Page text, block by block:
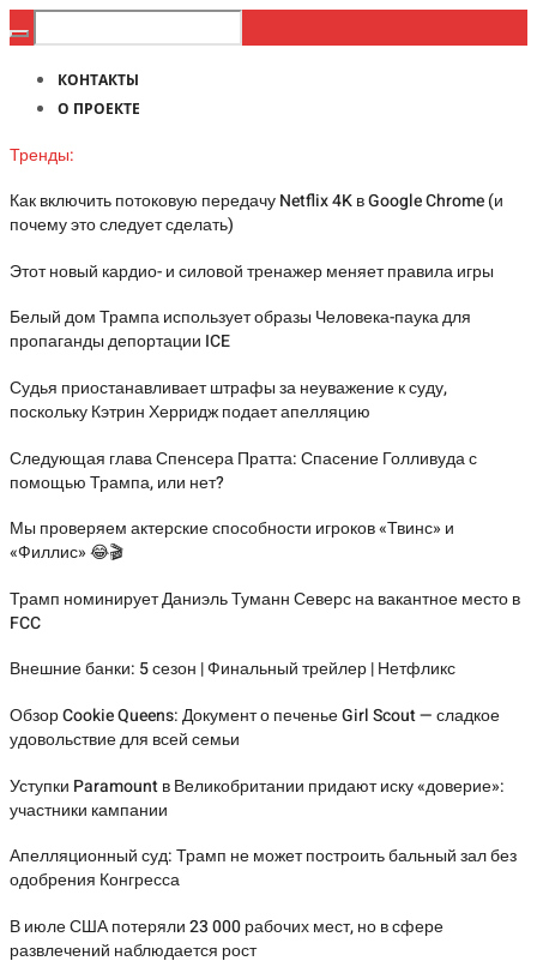
КОНТАКТЫ
О ПРОЕКТЕ
Тренды:
Как включить потоковую передачу Netflix 4K в Google Chrome (и
почему это следует сделать)
Этот новый кардио- и силовой тренажер меняет правила игры
Белый дом Трампа использует образы Человека-паука для
пропаганды депортации ICE
Судья приостанавливает штрафы за неуважение к суду,
поскольку Кэтрин Херридж подает апелляцию
Следующая глава Спенсера Пратта: Спасение Голливуда с
помощью Трампа, или нет?
Мы проверяем актерские способности игроков «Твинс» и
«Филлис» 😂🎬
Трамп номинирует Даниэль Туманн Северс на вакантное место в
FCC
Внешние банки: 5 сезон | Финальный трейлер | Нетфликс
Обзор Cookie Queens: Документ о печенье Girl Scout — сладкое
удовольствие для всей семьи
Уступки Paramount в Великобритании придают иску «доверие»:
участники кампании
Апелляционный суд: Трамп не может построить бальный зал без
одобрения Конгресса
В июле США потеряли 23 000 рабочих мест, но в сфере
развлечений наблюдается рост